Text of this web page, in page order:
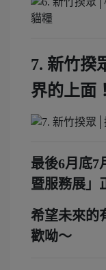
7. 新竹揆
界的上面！
最後6月底7
暨服務展」
希望未來的
歡呦～